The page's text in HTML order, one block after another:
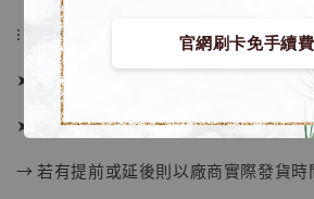
官網刷卡免手續費
⁝
➤ 預購截止日：售完即止
➤ 預計發貨日：2026年7-9月 (僅供參
→ 若有提前或延後則以廠商實際發貨時